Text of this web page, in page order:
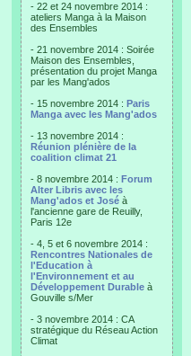
- 22 et 24 novembre 2014 :
ateliers Manga à la Maison
des Ensembles
- 21 novembre 2014 : Soirée
Maison des Ensembles,
présentation du projet Manga
par les Mang'ados
- 15 novembre 2014 : Paris
Manga avec les Mang'ados
- 13 novembre 2014 :
Réunion plénière de la
coalition climat 21
- 8 novembre 2014 : Forum
Alter Libris avec les
Mang'ados et José à
l'ancienne gare de Reuilly,
Paris 12e
- 4, 5 et 6 novembre 2014 :
Rencontres Nationales de
l'Education à
l'Environnement et au
Développement Durable à
Gouville s/Mer
- 3 novembre 2014 : CA
stratégique du Réseau Action
Climat